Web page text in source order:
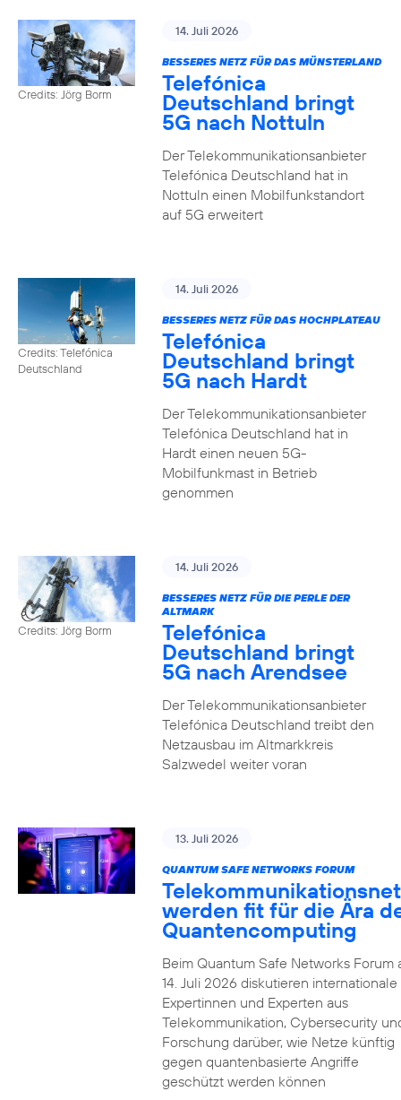
Credits: Jörg Borm
14. Juli 2026
BESSERES NETZ FÜR DAS MÜNSTERLAND
Telefónica
Deutschland bringt
5G nach Nottuln
Der Telekommunikationsanbieter
Telefónica Deutschland hat in
Nottuln einen Mobilfunkstandort
auf 5G erweitert
Credits: Telefónica
Deutschland
14. Juli 2026
BESSERES NETZ FÜR DAS HOCHPLATEAU
Telefónica
Deutschland bringt
5G nach Hardt
Der Telekommunikationsanbieter
Telefónica Deutschland hat in
Hardt einen neuen 5G-
Mobilfunkmast in Betrieb
genommen
Credits: Jörg Borm
14. Juli 2026
BESSERES NETZ FÜR DIE PERLE DER
ALTMARK
Telefónica
Deutschland bringt
5G nach Arendsee
Der Telekommunikationsanbieter
Telefónica Deutschland treibt den
Netzausbau im Altmarkkreis
Salzwedel weiter voran
13. Juli 2026
QUANTUM SAFE NETWORKS FORUM
werden fit für die Ära
Quantencomputing
Beim Quantum Safe Networks Forum
14. Juli 2026 diskutieren internationale
Expertinnen und Experten aus
Telekommunikation, Cybersecurity
Forschung darüber, wie Netze künftig
gegen quantenbasierte Angriffe
geschützt werden können